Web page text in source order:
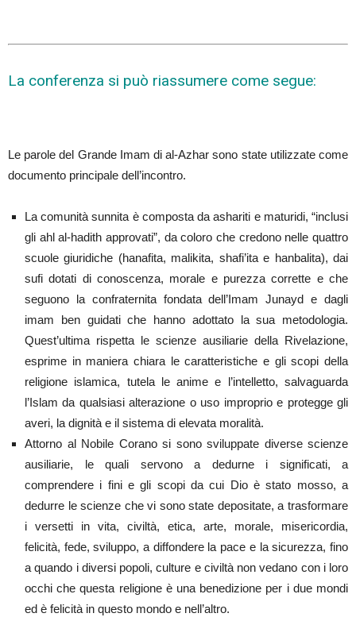
La conferenza si può riassumere come segue:
Le parole del Grande Imam di al-Azhar sono state utilizzate come
documento principale dell’incontro.
La comunità sunnita è composta da ashariti e maturidi, “inclusi
gli ahl al-hadith approvati”, da coloro che credono nelle quattro
scuole giuridiche (hanafita, malikita, shafi’ita e hanbalita), dai
sufi dotati di conoscenza, morale e purezza corrette e che
seguono la confraternita fondata dell’Imam Junayd e dagli
imam ben guidati che hanno adottato la sua metodologia.
Quest’ultima rispetta le scienze ausiliarie della Rivelazione,
esprime in maniera chiara le caratteristiche e gli scopi della
religione islamica, tutela le anime e l’intelletto, salvaguarda
l’Islam da qualsiasi alterazione o uso improprio e protegge gli
averi, la dignità e il sistema di elevata moralità.
Attorno al Nobile Corano si sono sviluppate diverse scienze
ausiliarie, le quali servono a dedurne i significati, a
comprendere i fini e gli scopi da cui Dio è stato mosso, a
dedurre le scienze che vi sono state depositate, a trasformare
i versetti in vita, civiltà, etica, arte, morale, misericordia,
felicità, fede, sviluppo, a diffondere la pace e la sicurezza, fino
a quando i diversi popoli, culture e civiltà non vedano con i loro
occhi che questa religione è una benedizione per i due mondi
ed è felicità in questo mondo e nell’altro.